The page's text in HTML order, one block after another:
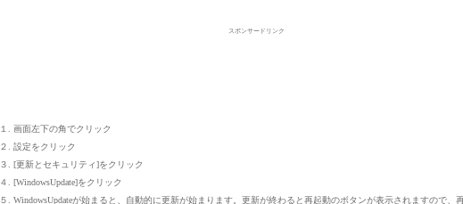
スポンサードリンク
１. 画面左下の角でクリック
２. 設定をクリック
３. [更新とセキュリティ]をクリック
４. [WindowsUpdate]をクリック
５. WindowsUpdateが始まると、自動的に更新が始まります。更新が終わると再起動のボタンが表示されますので、